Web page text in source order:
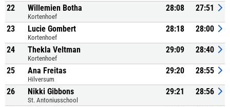
22 Willemien Botha
Kortenhoef
28:08 27:51
23 Lucie Gombert
Kortenhoef
28:18 28:00
24 Thekla Veltman
Kortenhoef
29:09 28:40
25 Ana Freitas
Hilversum
29:20 28:55
26 Nikki Gibbons
St. Antoniusschool
29:21 28:56